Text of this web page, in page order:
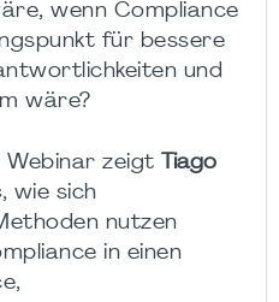
wenn Compliance
für bessere
und
wäre?
Webinar zeigt
Tiago
, wie sich
nutzen
in einen